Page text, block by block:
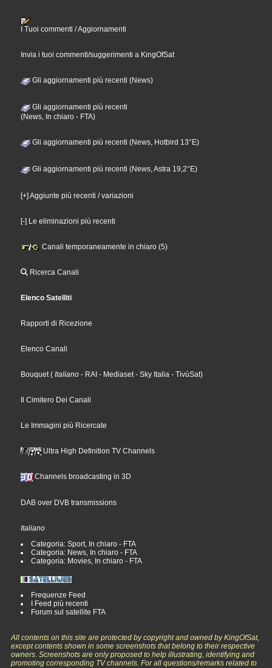
I Tuoi commenti / Aggiornamenti
Invia i tuoi commenti/suggerimenti a KingOfSat
Gli aggiornamenti più recenti (News)
Gli aggiornamenti più recenti
(News, In chiaro - FTA)
Gli aggiornamenti più recenti (News, Hotbird 13°E)
Gli aggiornamenti più recenti (News, Astra 19,2°E)
[+] Aggiunte più recenti / variazioni
[-] Le eliminazioni più recenti
Canali temporaneamente in chiaro (5)
Ricerca Canali
Elenco Satelliti
Rapporti di Ricezione
Elenco Canali
Bouquet ( Italiano - RAI - Mediaset - Sky Italia - TivùSat)
Il Cimitero Dei Canali
Le Immagini più Ricercate
Ultra High Definition TV Channels
Channels broadcasting in 3D
DAB over DVB transmissions
Italiano
Categoria: Sport, In chiaro - FTA
Categoria: News, In chiaro - FTA
Categoria: Movies, In chiaro - FTA
Frequenze Feed
I Feed più recenti
Forum sul satellite FTA
All contents on this site are protected by copyright and owned by KingOfSat,
except contents shown in some screenshots that belong to their respective
owners. Screenshots are only proposed to help illustrating, identifying and
promoting corresponding TV channels. For all questions/remarks related to